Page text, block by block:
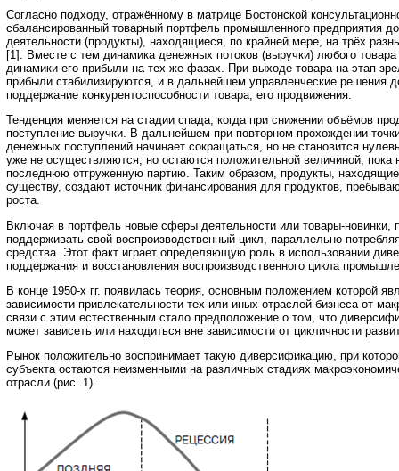
Согласно подходу, отражённому в матрице Бостонской
сбалансированный товарный портфель промышленного предприятия
деятельности (продукты), находящиеся, по крайней мере, на трёх
[1]. Вместе с тем динамика денежных потоков (выручки) любого товара
динамики его прибыли на тех же фазах. При выходе товара на этап
прибыли стабилизируются, и в дальнейшем управленческие решения
поддержание конкурентоспособности товара, его продвижения.
Тенденция меняется на стадии спада, когда при снижении объёмов
поступление выручки. В дальнейшем при повторном прохождении
денежных поступлений начинает сокращаться, но не становится
уже не осуществляются, но остаются положительной величиной, пока
последнюю отгруженную партию. Таким образом, продукты,
существу, создают источник финансирования для продуктов,
роста.
Включая в портфель новые сферы деятельности или товары-новинки,
поддерживать свой воспроизводственный цикл, параллельно
средства. Этот факт играет определяющую роль в использовании
поддержания и восстановления воспроизводственного цикла
В конце 1950-х гг. появилась теория, основным положением которой
зависимости привлекательности тех или иных отраслей бизнеса от
связи с этим естественным стало предположение о том, что
может зависеть или находиться вне зависимости от цикличности
Рынок положительно воспринимает такую диверсификацию, при
субъекта остаются неизменными на различных стадиях
отрасли (рис. 1).